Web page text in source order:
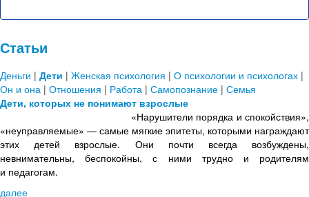
Статьи
Деньги | Дети | Женская психология | О психологии и психологах |
Он и она | Отношения | Работа | Самопознание | Семья
Дети, которых не понимают взрослые
«Нарушители порядка и спокойствия»,
«неуправляемые» — самые мягкие эпитеты, которыми награждают
этих детей взрослые. Они почти всегда возбуждены,
невнимательны, беспокойны, с ними трудно и родителям
и педагогам.
далее